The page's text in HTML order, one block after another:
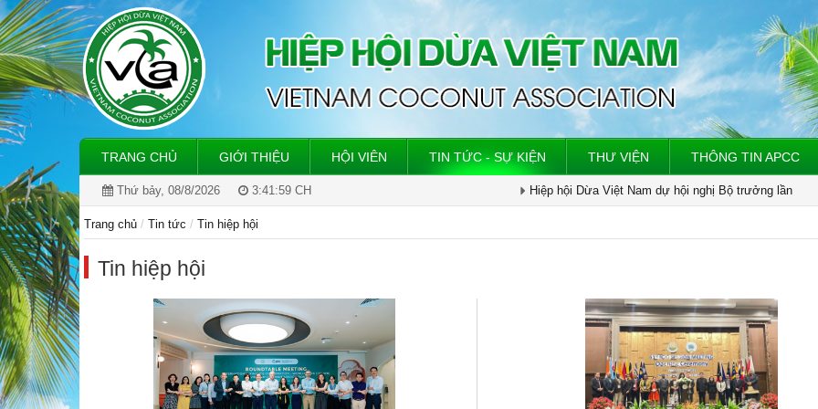
TRANG CHỦ GIỚI THIỆU HỘI VIÊN TIN TỨC - SỰ KIỆN THƯ VIỆN THÔNG TIN APCC
Thứ bảy, 08/8/2026 3:42:00 CH
Hiệp hội Dừa Việt Nam dự hội nghị Bộ trưởng lần
thứ 61, Cộng đồng dừa quốc tế (international
HIỆP HỘI DỪA VIỆT NAM LÀM
CHỨC TÀI CHÍNH QUỐC TẾ IFC VỀ
Trang chủ Tin tức Tin hiệp hội
Tin hiệp hội